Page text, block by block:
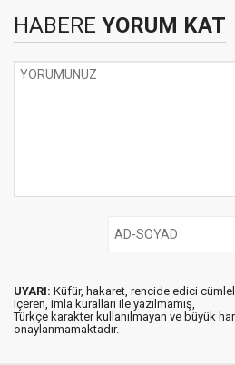
HABERE YORUM KAT
UYARI: Küfür, hakaret, rencide edici
içeren, imla kuralları ile yazılmamış,
Türkçe karakter kullanılmayan ve büyük
onaylanmamaktadır.